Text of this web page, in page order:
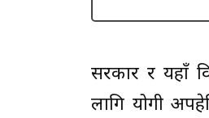
सरकार र यहाँ
लागि योगी